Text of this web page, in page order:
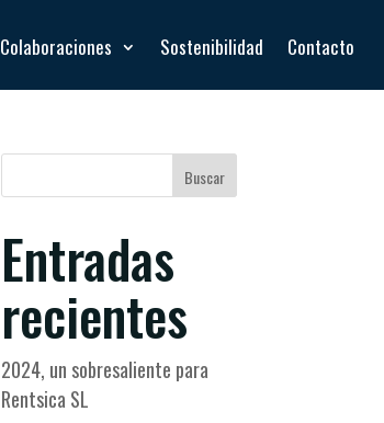
Colaboraciones Sostenibilidad Contacto
Buscar
Entradas
recientes
2024, un sobresaliente para
Rentsica SL